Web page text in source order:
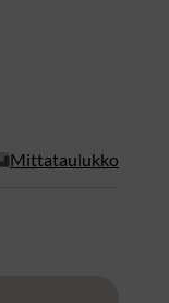
Mittataulukko